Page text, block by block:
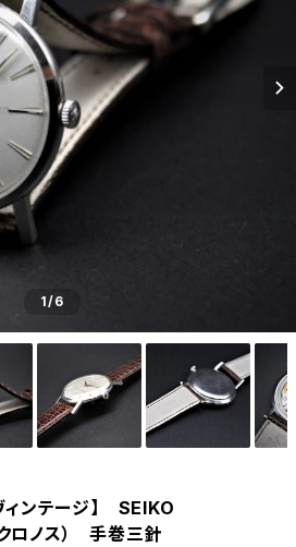
ド
チ）
チ）
ロノ）
）
）
）
）
）
（17mm）
1/6
ィンテージ】 SEIKO
ロノス） 手巻三針